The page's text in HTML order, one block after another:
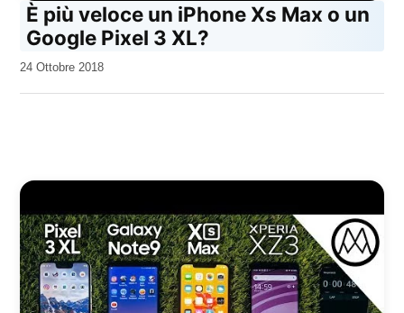
È più veloce un iPhone Xs Max o un
Google Pixel 3 XL?
da
24 Ottobre 2018